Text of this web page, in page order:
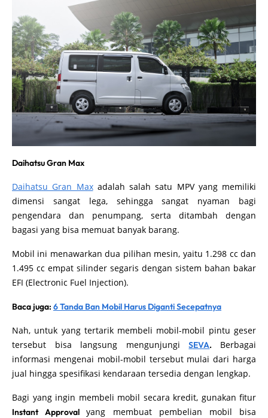
Daihatsu Gran Max
Daihatsu Gran Maxadalah salah satu MPV yang memiliki
dimensi sangat lega, sehingga sangat nyaman bagi
pengendara dan penumpang, serta ditambah dengan
bagasi yang bisa memuat banyak barang.
Mobil ini menawarkan dua pilihan mesin, yaitu 1.298 cc dan
1.495 cc empat silinder segaris dengan sistem bahan bakar
EFI (Electronic Fuel Injection).
Baca juga: 6 Tanda Ban Mobil Harus Diganti Secepatnya
Nah, untuk yang tertarik membeli mobil-mobil pintu geser
tersebut bisa langsung mengunjungiSEVA. Berbagai
informasi mengenai mobil-mobil tersebut mulai dari harga
jual hingga spesifikasi kendaraan tersedia dengan lengkap.
Bagi yang ingin membeli mobil secara kredit, gunakan fitur
Instant Approvalyang membuat pembelian mobil bisa